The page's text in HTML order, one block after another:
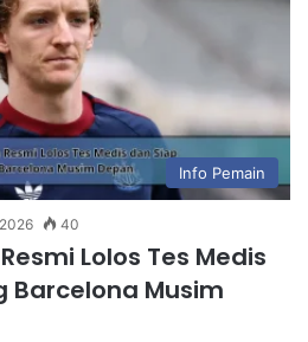
Info Pemain
40
Lolos Tes Medis
Barcelona Musim